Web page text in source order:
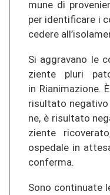
mu­ne di
per iden­ti­fi­ca­re i
ce­de­re
Si ag­gra­va­no le
zien­te pluri
in Riani­ma­zio­ne.
ri­sul­ta­to
ne, è ri­sul­ta­to
zien­te
ospe­da­le in
con­fer­ma.
Sono con­ti­nua­te